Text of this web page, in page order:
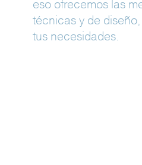
eso ofrecemos las
técnicas y de
tus necesidades.